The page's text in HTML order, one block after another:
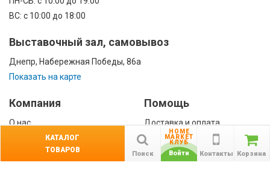
ВС: с 10:00 до 18:00
Выставочный зал, самовывоз
Днепр, Набережная Победы, 86а
Показать на карте
Компания
О нас
Контакты
Сотрудничество
Помощь
Доставка и оплата
Гарантии
Корзина
Контакты
HOME
MARKET
КЛУБ
Войти
Поиск
КАТАЛОГ
ТОВАРОВ